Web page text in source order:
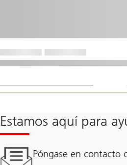
Estamos aquí para
Póngase en contacto